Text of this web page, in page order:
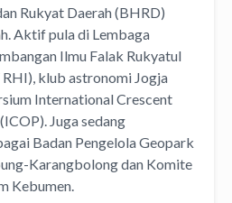
Rukyat Daerah (BHRD)
Aktif pula di Lembaga
Ilmu Falak Rukyatul
klub astronomi Jogja
International Crescent
Juga sedang
Badan Pengelola Geopark
Karangbolong dan Komite
Kebumen.